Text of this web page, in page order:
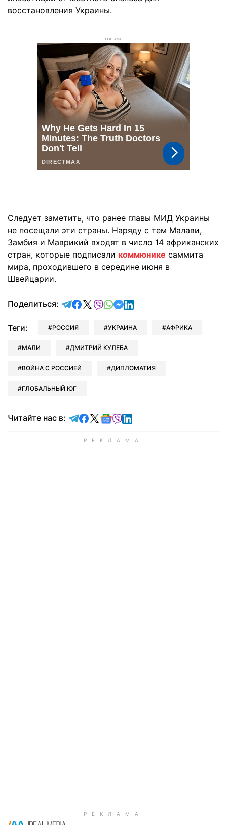
восстановления Украины.
РЕКЛАМА
Следует заметить, что ранее главы МИД Украины
не посещали эти страны. Наряду с тем Малави,
Замбия и Маврикий входят в число 14 африканских
стран, которые подписали коммюнике саммита
мира, проходившего в середине июня в
Швейцарии.
Поделиться: отправить в Telegram
поделиться в Facebook
поделиться в X
отправить в Viber
отправить в Whatsapp
отправить в Messenger
отправить в LinkedIn
Теги: РОССИЯ УКРАИНА АФРИКА
МАЛИ ДМИТРИЙ КУЛЕБА
ВОЙНА С РОССИЕЙ ДИПЛОМАТИЯ
ГЛОБАЛЬНЫЙ ЮГ
Читайте нас в: Читайте в Telegram
Читайте в Facebook
Читайте в X
Читайте в Google news
Читайте в Viber
Читайте в LinkedIn